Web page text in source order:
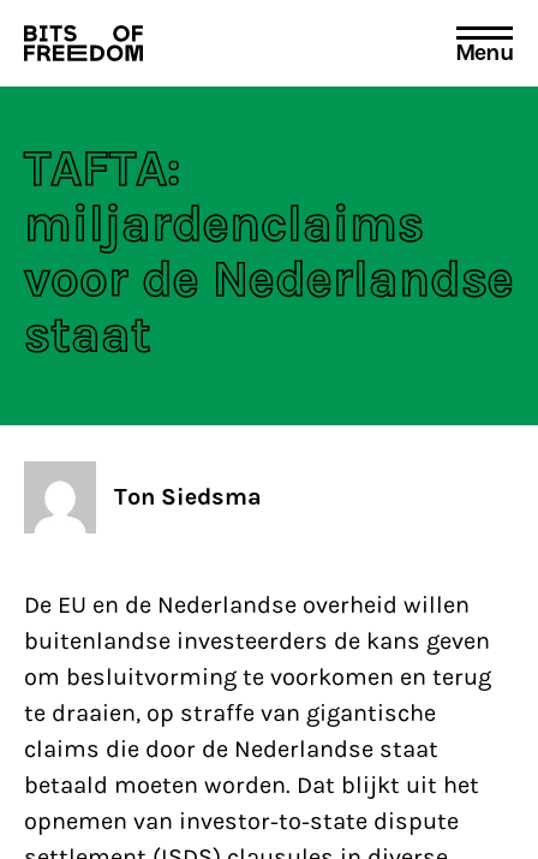
Search
for:
Menu
TAFTA:
miljardenclaims
voor de Nederlandse
staat
Ton Siedsma
De EU en de Nederlandse overheid willen
buitenlandse investeerders de kans geven
om besluitvorming te voorkomen en terug
te draaien, op straffe van gigantische
claims die door de Nederlandse staat
betaald moeten worden. Dat blijkt uit het
opnemen van investor-to-state dispute